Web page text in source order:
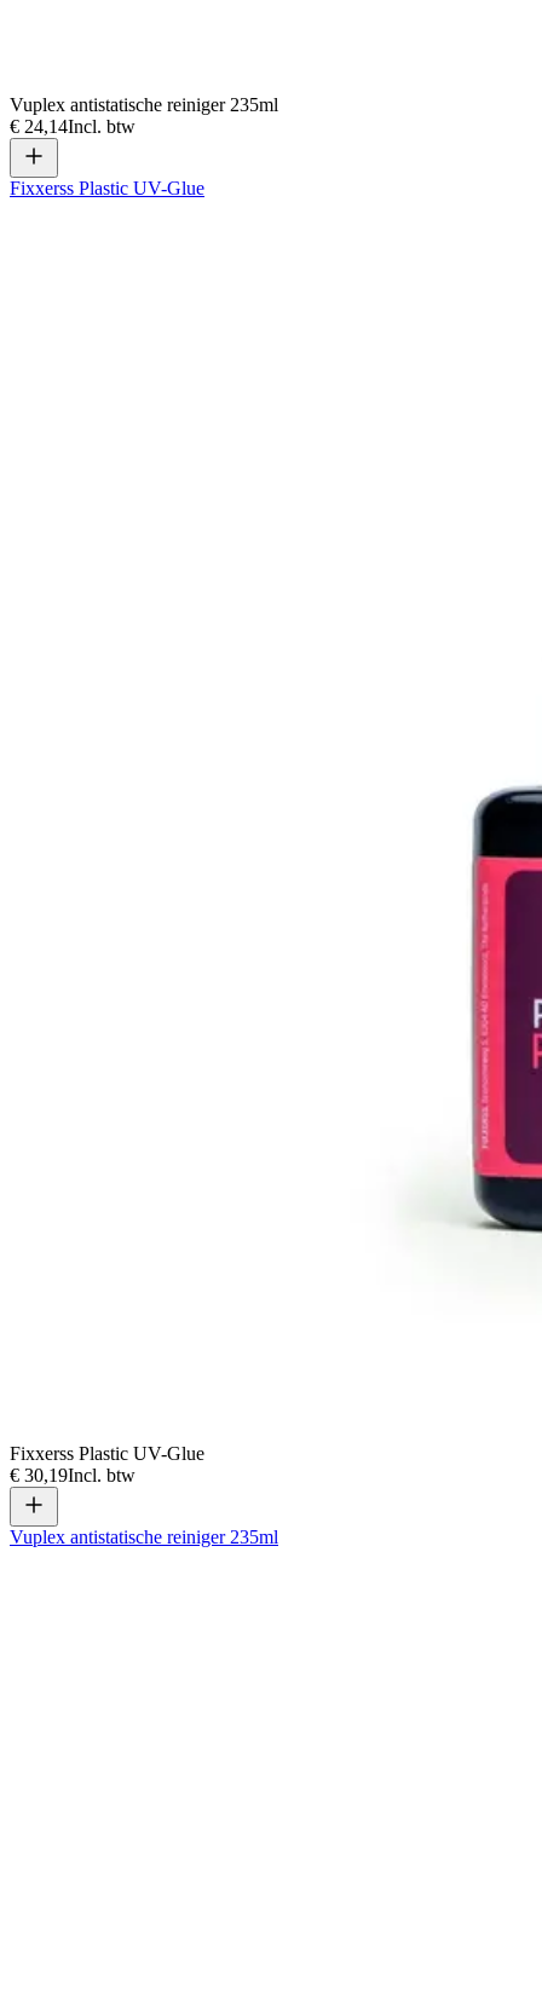
Vuplex antistatische reiniger 235ml
€ 24,14Incl. btw
Fixxerss Plastic UV-Glue
Fixxerss Plastic UV-Glue
€ 30,19Incl. btw
Vuplex antistatische reiniger 235ml